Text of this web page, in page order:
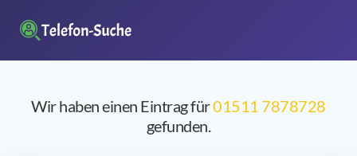
Wir haben einen Eintrag für01511 7878728
gefunden.